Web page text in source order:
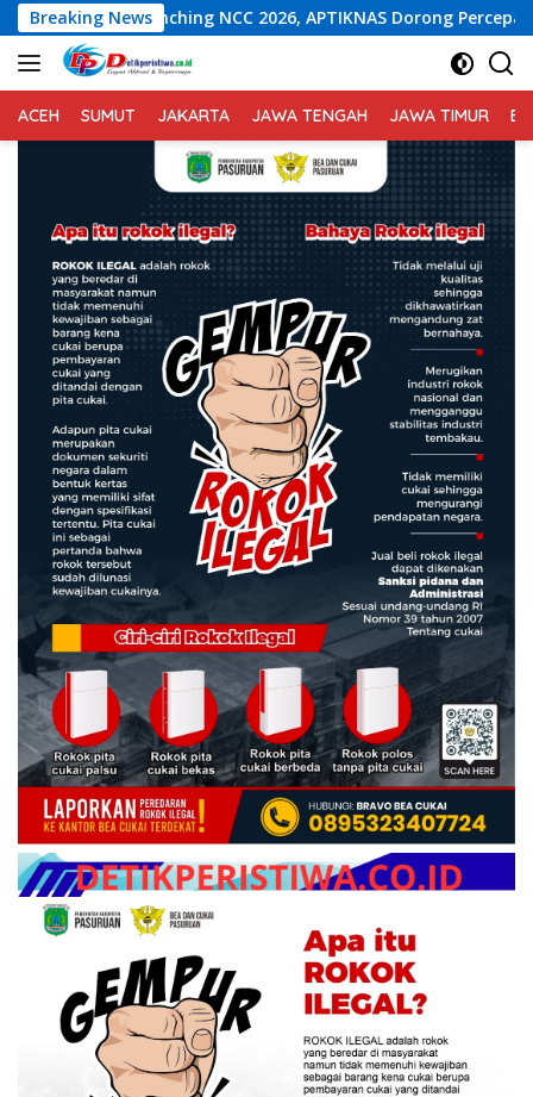
Langsung
ke
konten
Breaking News
2026, APTIKNAS Dorong Percepatan RUU KKS untuk
ACEH SUMUT JAKARTA JAWA TENGAH JAWA TIMUR